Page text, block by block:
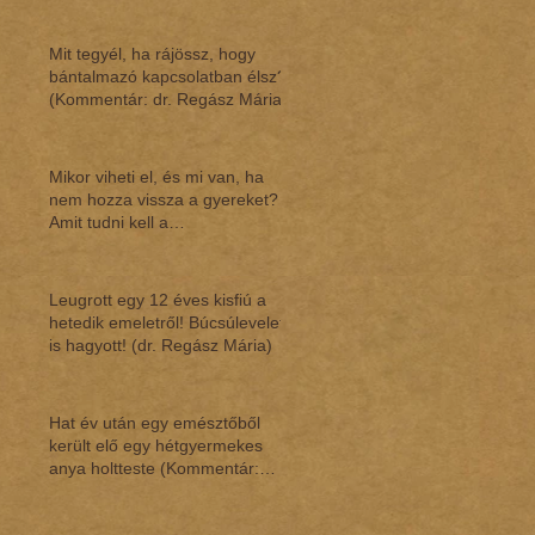
Mit tegyél, ha rájössz, hogy
bántalmazó kapcsolatban élsz?
(Kommentár: dr. Regász Mária)
Mikor viheti el, és mi van, ha
nem hozza vissza a gyereket?
Amit tudni kell a
Leugrott egy 12 éves kisfiú a
hetedik emeletről! Búcsúlevelet
is hagyott! (dr. Regász Mária)
Hat év után egy emésztőből
került elő egy hétgyermekes
anya holtteste (Kommentár: